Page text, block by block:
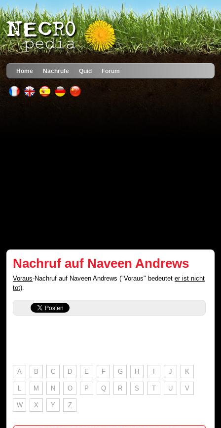
Home Nachrufe Quid Forum
Nachruf auf Naveen Andrews
Voraus-Nachruf auf Naveen Andrews ("Voraus" bedeuteter ist nicht
tot).
A B C D E F G H I J K
L M N O P Q R S T U V
W X Y Z